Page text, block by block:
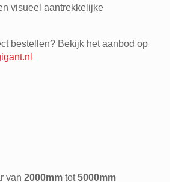
visueel aantrekkelijke
bestellen? Bekijk het aanbod op
van 2000mm tot5000mm